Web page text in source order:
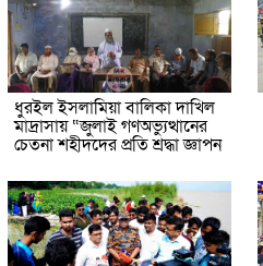
ধুরইল ইসলামিয়া বালিকা দাখিল
মাদ্রাসায় “জুলাই গণঅভ্যুত্থানের
চেতনা শহীদদের প্রতি শ্রদ্ধা জ্ঞাপন